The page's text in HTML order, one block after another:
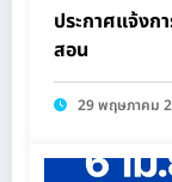
ประกาศแจ้งก
สอน
29 พฤษภาคม